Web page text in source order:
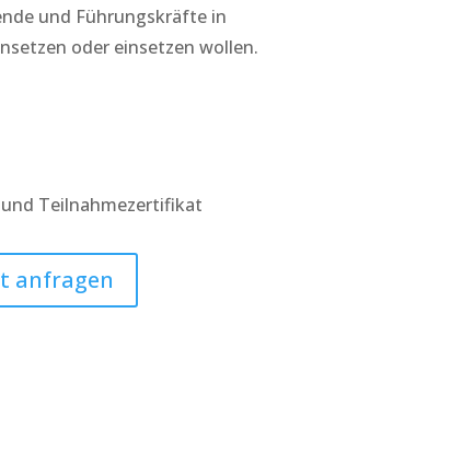
und Führungskräfte in
oder einsetzen wollen.
Teilnahmezertifikat
anfragen